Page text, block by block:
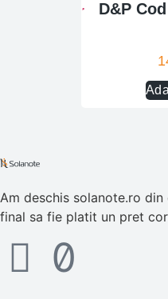
D&P
Am deschis solanote.ro
final sa fie platit un pret